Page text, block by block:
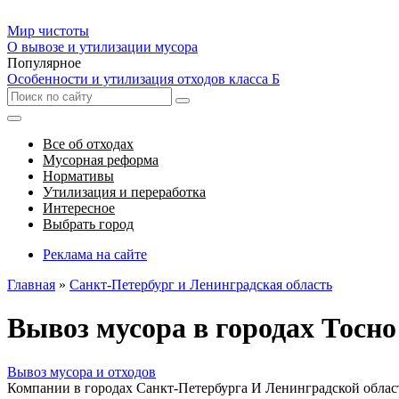
Мир чистоты
О вывозе и утилизации мусора
Популярное
Особенности и утилизация отходов класса Б
Все об отходах
Мусорная реформа
Нормативы
Утилизация и переработка
Интересное
Выбрать город
Реклама на сайте
Главная » Санкт-Петербург и Ленинградская область
Вывоз мусора в городах Тосно
Вывоз мусора и отходов
Компании в городах Санкт-Петербурга И Ленинградской